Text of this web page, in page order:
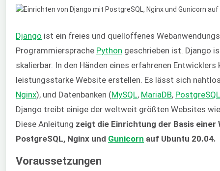
Django ist ein freies und quelloffenes
Programmiersprache Python geschrieben ist. Django
skalierbar. In den Händen eines erfahrenen Entwicklers
leistungsstarke Website erstellen. Es lässt sich
Nginx), und Datenbanken (MySQL, MariaDB, PostgreSQL
Django treibt einige der weltweit größten Websites
Diese Anleitung zeigt die Einrichtung der Basis einer
PostgreSQL, Nginx und Gunicorn auf Ubuntu 20.04.
Voraussetzungen